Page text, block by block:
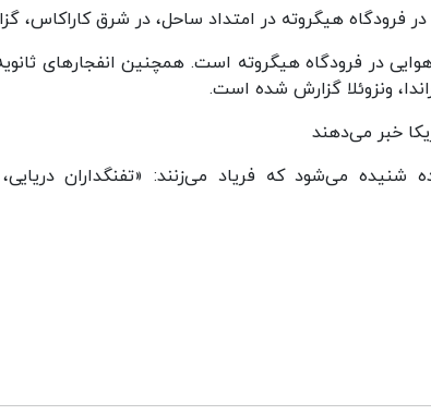
فرودگاه هیگروته در امتداد ساحل، در شرق کاراکاس،
در فرودگاه هیگروته است. همچنین انفجارهای
ونزوئلا گزارش شده است.
خبر می‌دهند
می‌شود که فریاد می‌زنند: «تفنگداران دریایی،